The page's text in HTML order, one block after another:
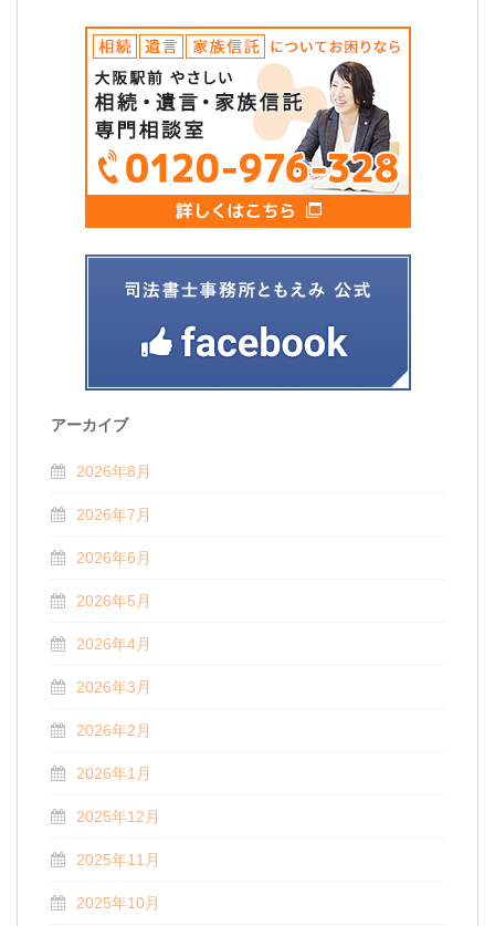
アーカイブ
2026年8月
2026年7月
2026年6月
2026年5月
2026年4月
2026年3月
2026年2月
2026年1月
2025年12月
2025年11月
2025年10月